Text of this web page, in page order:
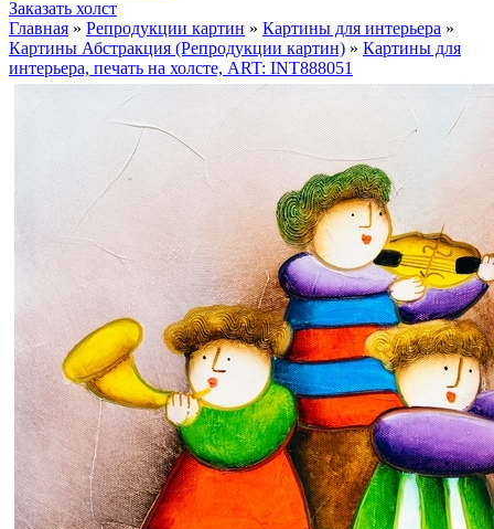
Заказать холст
Главная » Репродукции картин » Картины для интерьера »
Картины Абстракция (Репродукции картин) » Картины для
интерьера, печать на холсте, ART: INT888051